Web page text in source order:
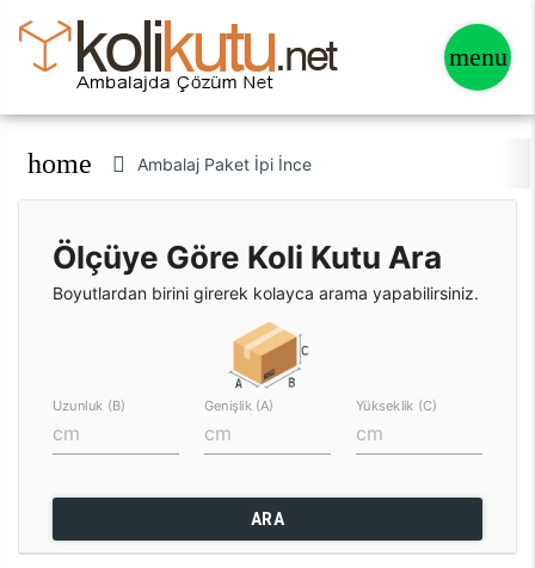
home Ambalaj Paket İpi İnce
Ölçüye Göre Koli Kutu Ara
Boyutlardan birini girerek kolayca arama yapabilirsiniz.
Uzunluk (B) Genişlik (A) Yükseklik (C)
ARA